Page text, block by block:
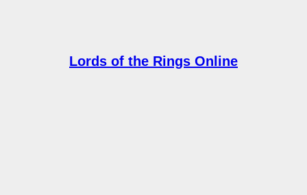
Lords of the Rings Online